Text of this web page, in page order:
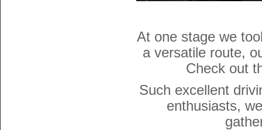
At one stage we
a versatile route,
Check out
Such excellent
enthusiasts,